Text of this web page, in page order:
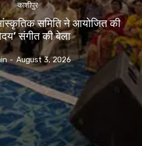
काशीपुर
समिति ने आयोजित की
संगीत की बेला
- August 3, 2026